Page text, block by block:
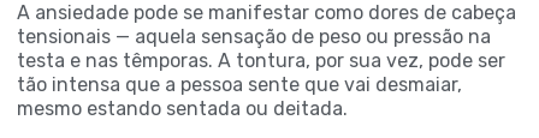
A ansiedade pode se manifestar como dores de cabeça
tensionais — aquela sensação de peso ou pressão na
testa e nas têmporas. A tontura, por sua vez, pode ser
tão intensa que a pessoa sente que vai desmaiar,
mesmo estando sentada ou deitada.